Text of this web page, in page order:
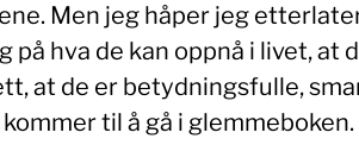
Men jeg håper jeg
på hva de kan oppnå i livet, at
at de er betydningsfulle,
til å gå i glemmeboken.